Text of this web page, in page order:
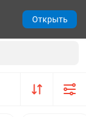
Открыть